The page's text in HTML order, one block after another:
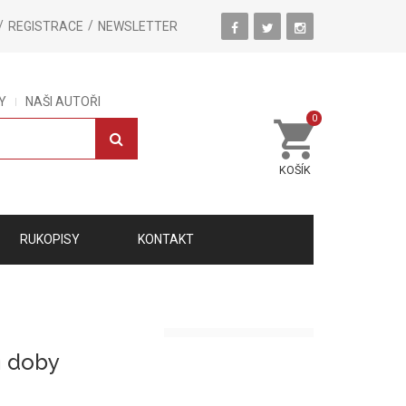
REGISTRACE NEWSLETTER
NAŠI AUTOŘI
KOŠÍK
0
RUKOPISY KONTAKT
doby